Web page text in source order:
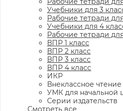
Учебники для 3
Рабочие тетради
Учебники для 4
Рабочие тетради
ВПР 1 класс
ВПР 2 класс
ВПР 3 класс
ВПР 4 класс
ИКР
Внеклассное чтение
УМК для начальной
Серии издательств
Смотреть все